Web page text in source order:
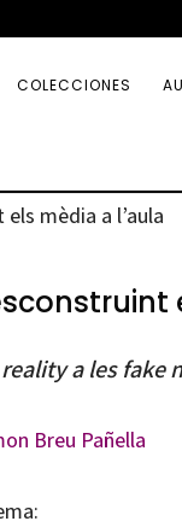
COLECCIONES
mèdia a l’aula
a les fake
Breu Pañella